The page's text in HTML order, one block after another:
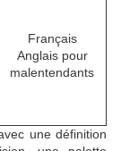
Français
Anglais pour
malentendants
une définition